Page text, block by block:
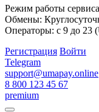
Режим работы
Обмены:
Операторы: с 9 до 23
Регистрация Войти
Telegram
support@umapay.online
8 800 123 45 67
premium